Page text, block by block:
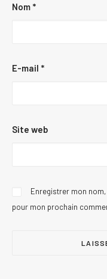
Nom *
E-mail *
Site web
Enregistrer mon
pour mon prochain